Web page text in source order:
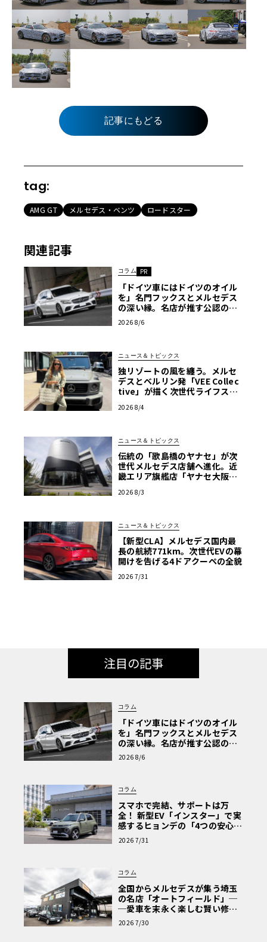
記事にもどる
tag:
AMG GT メルセデス・ベンツ ロードスター
関連記事
コラム PR
「ドイツ車にはドイツのオイル
を」名門フックスとメルセデス
の深い縁。名店が推す公認の安
心と、Cクラスで味わうシルキー
な走り〈PR〉
2026 8/6
ニュース＆トピックス
独リゾートの風を纏う。メルセ
デスとベルリン発「VEE Collec
tive」が描く次世代ライフスタ
2026 8/4
ニュース＆トピックス
伝統の「歌島橋のヤナセ」が次
世代メルセデス店舗へ進化。近
畿エリア旗艦店「ヤナセ大阪支
2026 8/3
ニュース＆トピックス
【新型CLA】メルセデス国内最
長の航続771km。次世代EVの幕
開けを告げる4ドアクーペの全貌
2026 7/31
注目の記事
コラム
「ドイツ車にはドイツのオイル
を」名門フックスとメルセデス
の深い縁。名店が推す公認の安
心と、Cクラスで味わうシルキー
な走り〈PR〉
2026 8/6
コラム
スマホで完結、サポートは万
全！ 新型EV「インスター」で実
感するヒョンデの「4つの安心」
【第1回・ヒョンデ6つの疑問：
Why? Hyundai?】〈PR〉
2026 7/31
コラム
全国からメルセデスが集う埼玉
の名店「オートフィールド」─
─愛車を末永く楽しむ賢い修理
術と、プロがフックス製オイル
を選ぶ理由〈PR〉
2026 7/30